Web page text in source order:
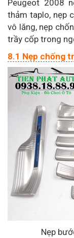
Peugeot 2008
thảm taplo, nẹp
vô lăng, nẹp
trầy cốp trong
8.1 Nẹp chống
Nẹp